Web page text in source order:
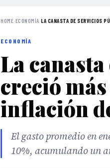
HOME›ECONOMÍA›LA CANASTA DE SERVICIOS
ECONOMÍA
La
creció
inflación
El gasto promedio en
10%, acumulando un